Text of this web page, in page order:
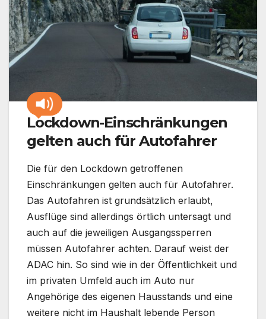
Lockdown-Einschränkungen
gelten auch für Autofahrer
Die für den Lockdown getroffenen
Einschränkungen gelten auch für Autofahrer.
Das Autofahren ist grundsätzlich erlaubt,
Ausflüge sind allerdings örtlich untersagt und
auch auf die jeweiligen Ausgangssperren
müssen Autofahrer achten. Darauf weist der
ADAC hin. So sind wie in der Öffentlichkeit und
im privaten Umfeld auch im Auto nur
Angehörige des eigenen Hausstands und eine
weitere nicht im Haushalt lebende Person